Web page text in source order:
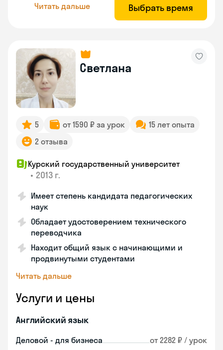
Читать дальше Выбрать время
Светлана
5 от 1590 ₽ за урок
15 лет опыта
2 отзыва
Курский государственный университет
• 2013 г.
Имеет степень кандидата педагогических
наук
Обладает удостоверением технического
переводчика
Находит общий язык с начинающими и
продвинутыми студентами
Читать дальше
Услуги и цены
Английский язык
Деловой - для бизнеса от 2282 ₽ / урок